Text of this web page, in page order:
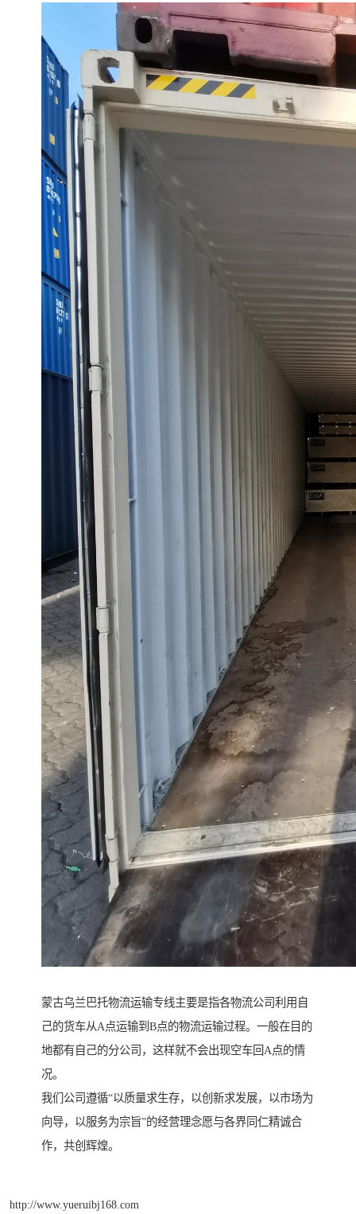
蒙古乌兰巴托物流运输专线主要是指各物流公司利用自
己的货车从A点运输到B点的物流运输过程。一般在目的
地都有自己的分公司，这样就不会出现空车回A点的情
况。
我们公司遵循“以质量求生存，以创新求发展，以市场为
向导，以服务为宗旨”的经营理念愿与各界同仁精诚合
作，共创辉煌。
http://www.yueruibj168.com